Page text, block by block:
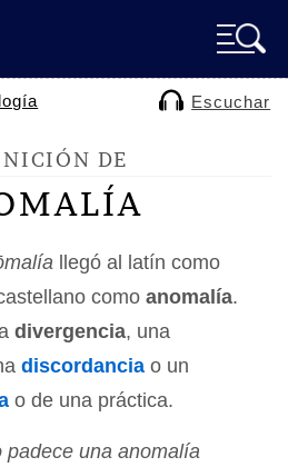
Escuchar
DE
llegó al latín como
como anomalía.
divergencia, una
discordancia o un
o de una práctica.
padece una anomalía